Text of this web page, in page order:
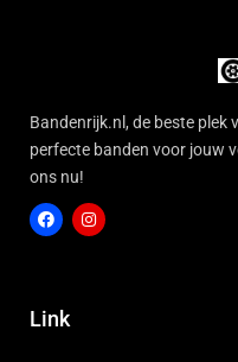
Bandenrijk.nl, de beste
perfecte banden voor jouw
ons nu!
c
e
Link